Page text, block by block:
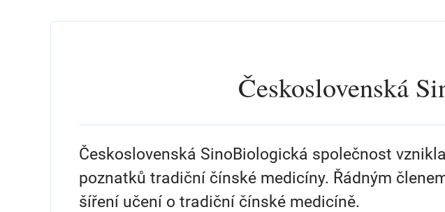
Československá
Československá SinoBiologická společnost
poznatků tradiční čínské medicíny. Řádným
šíření učení o tradiční čínské medicíně.